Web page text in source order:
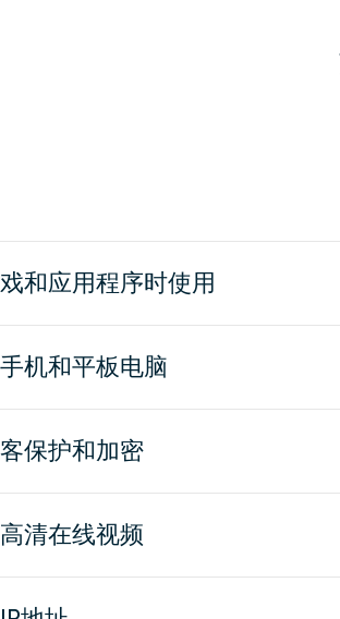
和应用程序时使用
机和平板电脑
保护和加密
清在线视频